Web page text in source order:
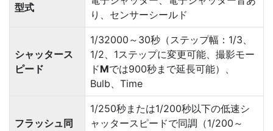
型式
り、センサーシールド
シャッタース
ピード
1/32000～30秒（ステップ幅：1/3、
1/2、1ステップに変更可能、撮影モー
ドMでは900秒まで延長可能）、
Bulb、Time
フラッシュ同
1/250秒または1/200秒以下の低速シ
ャッタースピードで同調（1/200～